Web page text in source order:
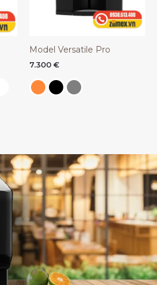
Model Versatile Pro
7.300 €